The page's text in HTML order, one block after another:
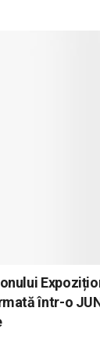
într-o